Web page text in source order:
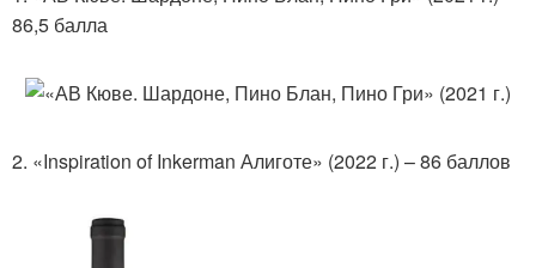
86,5 балла
2. «Inspiration of Inkerman Алиготе» (2022 г.) – 86 баллов